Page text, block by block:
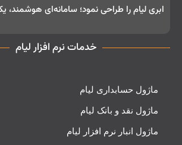
ابری لیام را طراحی نمود؛ سامانه‌ای هوشمند،
خدمات نرم افزار لیام
ماژول حسابداری لیام
ماژول نقد و بانک لیام
ماژول انبار نرم افزار لیام